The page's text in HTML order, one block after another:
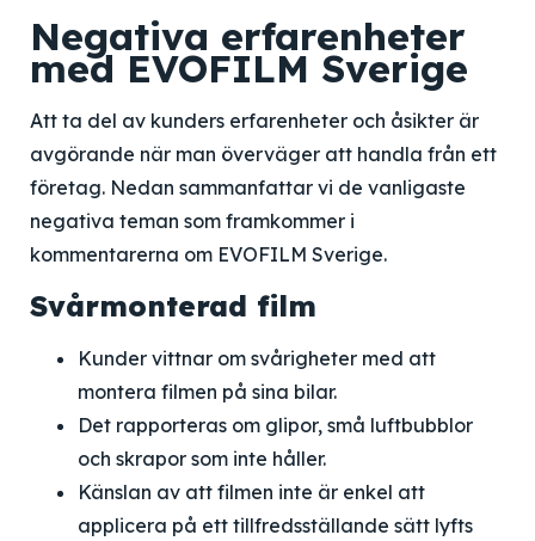
Negativa erfarenheter
med EVOFILM Sverige
Att ta del av kunders erfarenheter och åsikter är
avgörande när man överväger att handla från ett
företag. Nedan sammanfattar vi de vanligaste
negativa teman som framkommer i
kommentarerna om EVOFILM Sverige.
Svårmonterad film
Kunder vittnar om svårigheter med att
montera filmen på sina bilar.
Det rapporteras om glipor, små luftbubblor
och skrapor som inte håller.
Känslan av att filmen inte är enkel att
applicera på ett tillfredsställande sätt lyfts